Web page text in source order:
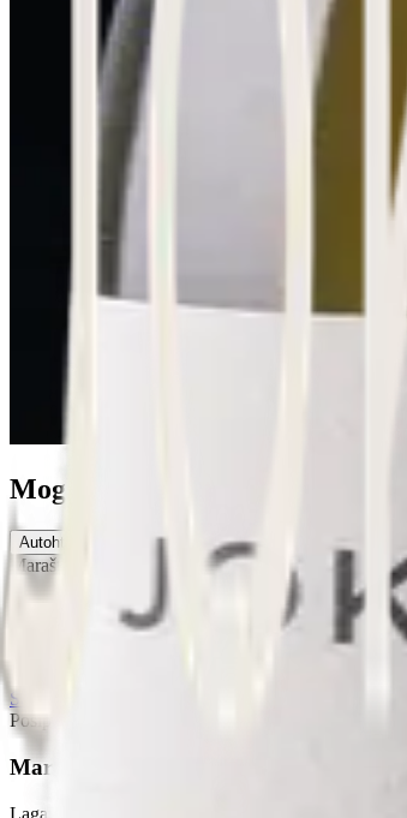
Moglo bi vam se svidjeti
Autohtona bijela vina Premium selekcija
Maraština
Lagana i lepršava, ova autohtona sorta donosi
Saznaj više
Pošip
Maraština
Lagana i lepršava, ova autohtona sorta donosi